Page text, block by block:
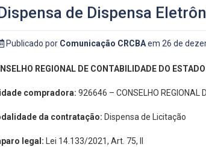
de Dispensa
Publicado por Comunicação CRCBAem 26 de
REGIONAL DE CONTABILIDADE DO
compradora: 926646 – CONSELHO REGIONAL
da contratação: Dispensa de Licitação
legal: Lei 14.133/2021, Art. 75, II